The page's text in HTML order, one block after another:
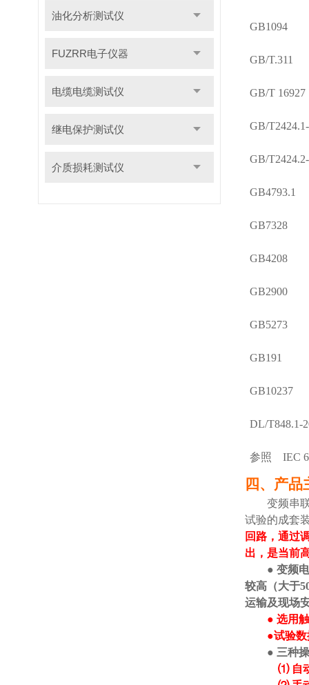
油化分析测试仪
FUZRR电子仪器
电缆电缆测试仪
继电保护测试仪
介质损耗测试仪
GB1094
GB/T.311
GB/T 16927
GB/
GB/
GB4793.1
GB7328
GB4208
GB2900
GB5273
GB191
GB10237
DL/T848.1-
参照 IEC
四、产品
变频串
试验的成套
回路，通过
出，是当前
● 变频
较高（大于
运输及现场
● 选用
●试验
● 三种
⑴ 自